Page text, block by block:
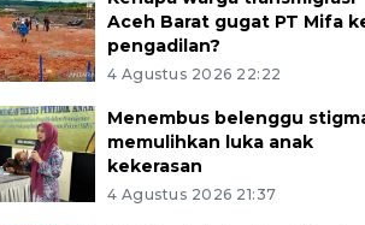
Aceh Barat gugat PT Mifa
pengadilan?
4 Agustus 2026 22:22
Menembus belenggu
memulihkan luka anak
kekerasan
4 Agustus 2026 21:37